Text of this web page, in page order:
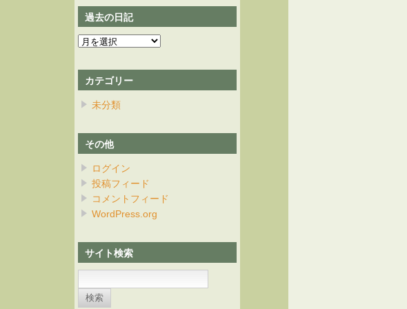
過去の日記
過
の
日
記
カテゴリー
未分類
その他
ログイン
投稿フィード
コメントフィード
WordPress.org
サイト検索
索: